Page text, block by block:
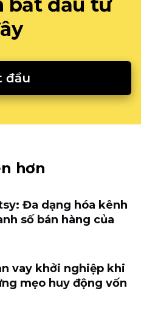
đầu
hơn
Đa dạng hóa kênh
số bán hàng của
vay khởi nghiệp khi
mẹo huy động vốn